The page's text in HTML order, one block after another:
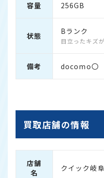
容量 256GB
状態 Bランク
目立ったキズ
備考 docomo〇
買取店舗の情報
店舗
名
クイック岐